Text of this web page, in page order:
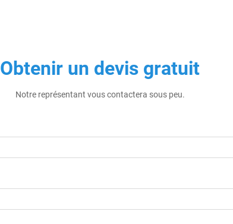
Obtenir un devis gratuit
Notre représentant vous contactera sous peu.